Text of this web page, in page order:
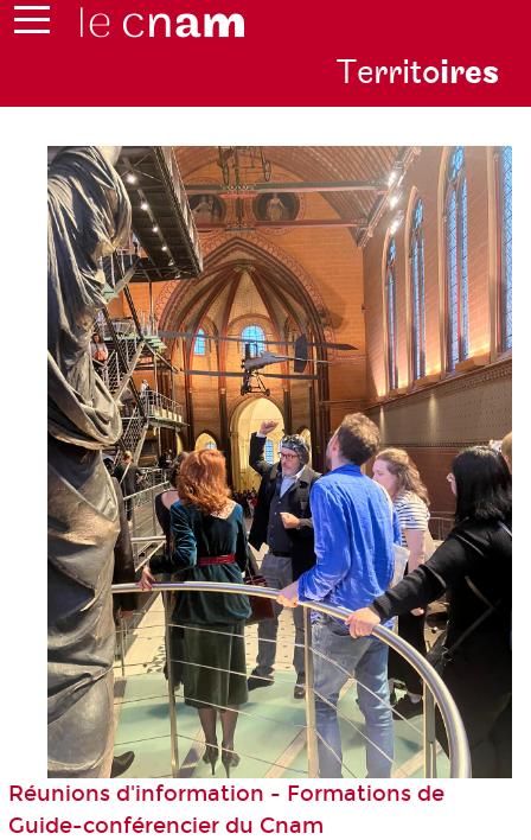
Territoires
Réunions d'information - Formations de
Guide-conférencier du Cnam